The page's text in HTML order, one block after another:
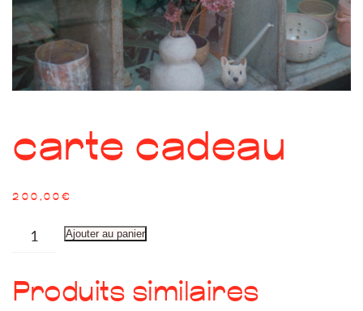
carte cadeau
200,00 €
quantité
carte
cadeau
Ajouter au panier
Produits similaires